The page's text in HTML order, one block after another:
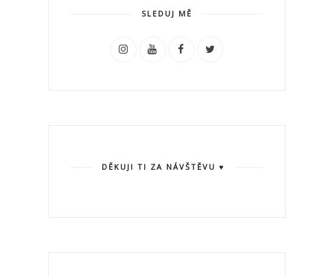
SLEDUJ MĚ
DĚKUJI TI ZA NÁVŠTĚVU ♥